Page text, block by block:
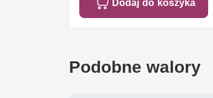
Dodaj do koszyka
Podobne walory